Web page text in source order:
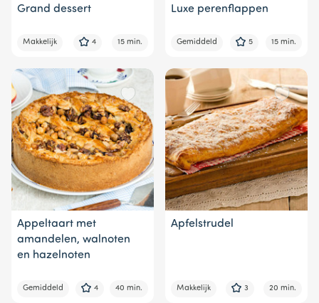
Grand dessert
Makkelijk 4 15 min.
Luxe perenflappen
Gemiddeld 5 15 min.
Appeltaart met
amandelen, walnoten
en hazelnoten
Gemiddeld 4 40 min.
Apfelstrudel
Makkelijk 3 20 min.